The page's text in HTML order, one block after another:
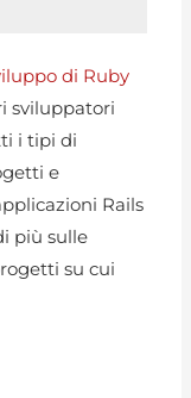
di Ruby
sviluppatori
i tipi di
e
Rails
più sulle
su cui